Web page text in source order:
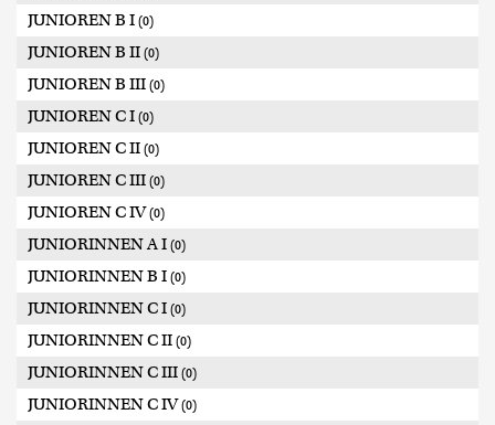
JUNIOREN B I (0)
JUNIOREN B II (0)
JUNIOREN B III (0)
JUNIOREN C I (0)
JUNIOREN C II (0)
JUNIOREN C III (0)
JUNIOREN C IV(0)
JUNIORINNEN A I (0)
JUNIORINNEN B I (0)
JUNIORINNEN C I (0)
JUNIORINNEN C II (0)
JUNIORINNEN C III (0)
JUNIORINNEN C IV(0)